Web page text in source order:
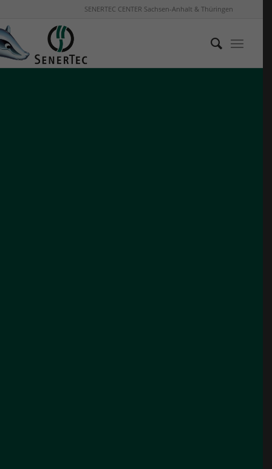
SENERTEC CENTER Sachsen-Anhalt & Thüringen